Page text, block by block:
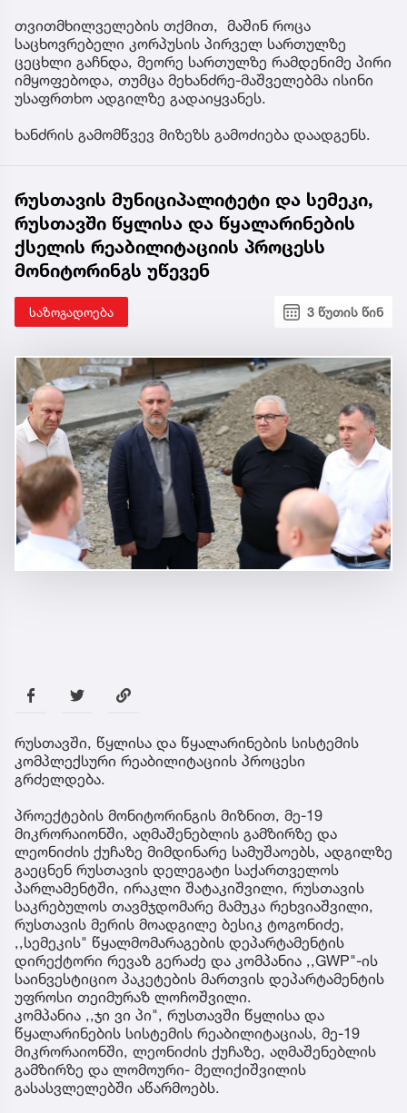
თვითმხილველების თქმით, მაშინ როცა
საცხოვრებელი კორპუსის პირველ სართულზე
ცეცხლი გაჩნდა, მეორე სართულზე რამდენიმე პირი
იმყოფებოდა, თუმცა მეხანძრე-მაშველებმა ისინი
უსაფრთხო ადგილზე გადაიყვანეს.
ხანძრის გამომწვევ მიზეზს გამოძიება დაადგენს.
რუსთავის მუნიციპალიტეტი და სემეკი,
რუსთავში წყლისა და წყალარინების
ქსელის რეაბილიტაციის პროცესს
მონიტორინგს უწევენ
საზოგადოება 3 წუთის წინ
რუსთავში, წყლისა და წყალარინების სისტემის
კომპლექსური რეაბილიტაციის პროცესი
გრძელდება.
პროექტების მონიტორინგის მიზნით, მე-19
მიკრორაიონში, აღმაშენებლის გამზირზე და
ლეონიძის ქუჩაზე მიმდინარე სამუშაოებს, ადგილზე
გაეცნენ რუსთავის დელეგატი საქართველოს
პარლამენტში, ირაკლი შატაკიშვილი, რუსთავის
საკრებულოს თავმჯდომარე მამუკა რეხვიაშვილი,
რუსთავის მერის მოადგილე ბესიკ ტოგონიძე,
,,სემეკის" წყალმომარაგების დეპარტამენტის
დირექტორი რევაზ გერაძე და კომპანია ,,GWP"-ის
საინვესტიციო პაკეტების მართვის დეპარტამენტის
უფროსი თეიმურაზ ლოჩოშვილი.
კომპანია ,,ჯი ვი პი", რუსთავში წყლისა და
წყალარინების სისტემის რეაბილიტაციას, მე-19
მიკრორაიონში, ლეონიძის ქუჩაზე, აღმაშენებლის
გამზირზე და ლომოური- მელიქიშვილის
გასასვლელებში აწარმოებს.